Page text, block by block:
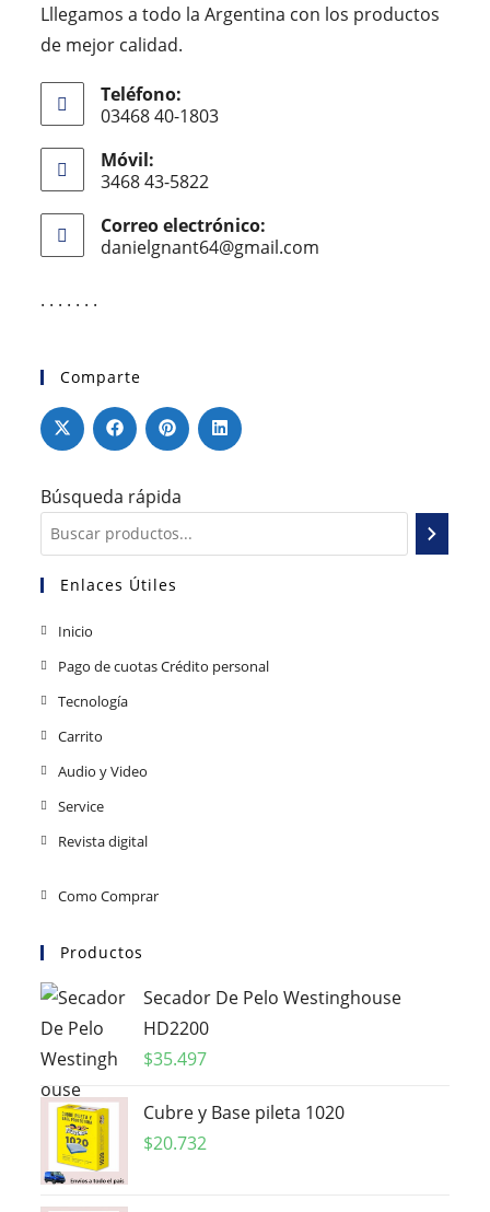
Lllegamos a todo la Argentina con los productos
de mejor calidad.
Teléfono:
03468 40-1803
Móvil:
3468 43-5822
Correo electrónico:
danielgnant64@gmail.com
. . . . . . .
Comparte
Búsqueda rápida
Enlaces Útiles
Inicio
Pago de cuotas Crédito personal
Tecnología
Carrito
Audio y Video
Service
Revista digital
Como Comprar
Productos
Secador De Pelo Westinghouse
HD2200
$35.497
Cubre y Base pileta 1020
$20.732